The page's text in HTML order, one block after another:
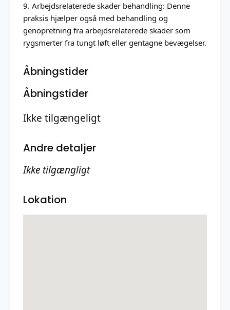
9. Arbejdsrelaterede skader behandling: Denne
praksis hjælper også med behandling og
genopretning fra arbejdsrelaterede skader som
rygsmerter fra tungt løft eller gentagne bevægelser.
Åbningstider
Åbningstider
Ikke tilgængeligt
Andre detaljer
Ikke tilgængligt
Lokation